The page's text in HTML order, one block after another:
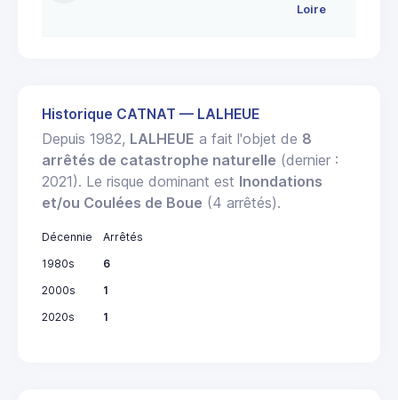
Loire
Historique CATNAT — LALHEUE
Depuis 1982, LALHEUE a fait l'objet de 8
arrêtés de catastrophe naturelle (dernier :
2021). Le risque dominant est Inondations
et/ou Coulées de Boue (4 arrêtés).
Décennie
Arrêtés
1980s
6
2000s
1
2020s
1